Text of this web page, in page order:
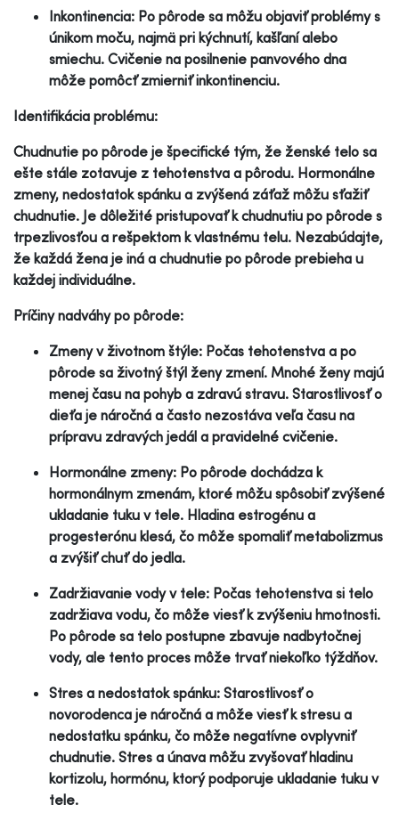
Inkontinencia: Po pôrode sa môžu objaviť problémy s
únikom moču, najmä pri kýchnutí, kašľaní alebo
smiechu. Cvičenie na posilnenie panvového dna
môže pomôcť zmierniť inkontinenciu.
Identifikácia problému:
Chudnutie po pôrode je špecifické tým, že ženské telo sa
ešte stále zotavuje z tehotenstva a pôrodu. Hormonálne
zmeny, nedostatok spánku a zvýšená záťaž môžu sťažiť
chudnutie. Je dôležité pristupovať k chudnutiu po pôrode s
trpezlivosťou a rešpektom k vlastnému telu. Nezabúdajte,
že každá žena je iná a chudnutie po pôrode prebieha u
každej individuálne.
Príčiny nadváhy po pôrode:
Zmeny v životnom štýle: Počas tehotenstva a po
pôrode sa životný štýl ženy zmení. Mnohé ženy majú
menej času na pohyb a zdravú stravu. Starostlivosť o
dieťa je náročná a často nezostáva veľa času na
prípravu zdravých jedál a pravidelné cvičenie.
Hormonálne zmeny: Po pôrode dochádza k
hormonálnym zmenám, ktoré môžu spôsobiť zvýšené
ukladanie tuku v tele. Hladina estrogénu a
progesterónu klesá, čo môže spomaliť metabolizmus
a zvýšiť chuť do jedla.
Zadržiavanie vody v tele: Počas tehotenstva si telo
zadržiava vodu, čo môže viesť k zvýšeniu hmotnosti.
Po pôrode sa telo postupne zbavuje nadbytočnej
vody, ale tento proces môže trvať niekoľko týždňov.
Stres a nedostatok spánku: Starostlivosť o
novorodenca je náročná a môže viesť k stresu a
nedostatku spánku, čo môže negatívne ovplyvniť
chudnutie. Stres a únava môžu zvyšovať hladinu
kortizolu, hormónu, ktorý podporuje ukladanie tuku v
tele.